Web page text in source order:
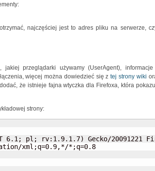
najczęściej jest to adres pliku na serwerze,
przeglądarki używamy (UserAgent),
więcej można dowiedzieć się ztej strony wiki
że istnieje fajna wtyczka dla Firefoxa, która
strony:
6.1; pl; rv:1.9.1.7) Gecko/20091221
xml;q=0.9,*/*;q=0.8